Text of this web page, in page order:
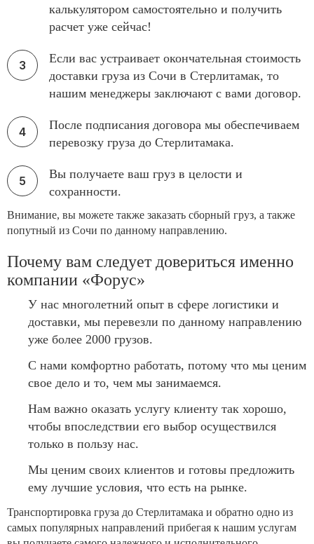
калькулятором самостоятельно и получить
расчет уже сейчас!
Если вас устраивает окончательная стоимость
доставки груза из Сочи в Стерлитамак, то
нашим менеджеры заключают с вами договор.
После подписания договора мы обеспечиваем
перевозку груза до Стерлитамака.
Вы получаете ваш груз в целости и
сохранности.
Внимание, вы можете также заказать сборный груз, а также
попутный из Сочи по данному направлению.
Почему вам следует довериться именно
компании «Форус»
У нас многолетний опыт в сфере логистики и
доставки, мы перевезли по данному направлению
уже более 2000 грузов.
С нами комфортно работать, потому что мы ценим
свое дело и то, чем мы занимаемся.
Нам важно оказать услугу клиенту так хорошо,
чтобы впоследствии его выбор осуществился
только в пользу нас.
Мы ценим своих клиентов и готовы предложить
ему лучшие условия, что есть на рынке.
Транспортировка груза до Стерлитамака и обратно одно из
самых популярных направлений прибегая к нашим услугам